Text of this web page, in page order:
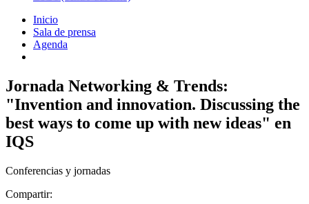
Inicio
Sala de prensa
Agenda
Jornada Networking & Trends:
"Invention and innovation. Discussing the
best ways to come up with new ideas" en
IQS
Conferencias y jornadas
Compartir: